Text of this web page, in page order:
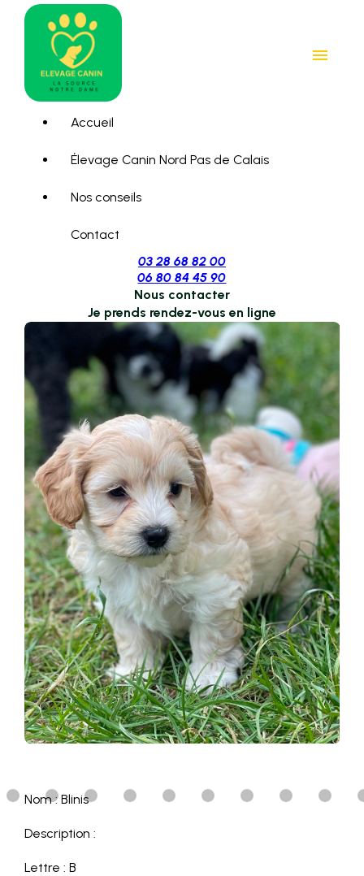
menu
Accueil
Élevage Canin Nord Pas de Calais
Nos conseils
Contact
03 28 68 82 00
06 80 84 45 90
Nous contacter
Je prends rendez-vous en ligne
Nom : Blinis
Description :
Lettre : B
Panneau de gestion des cookies